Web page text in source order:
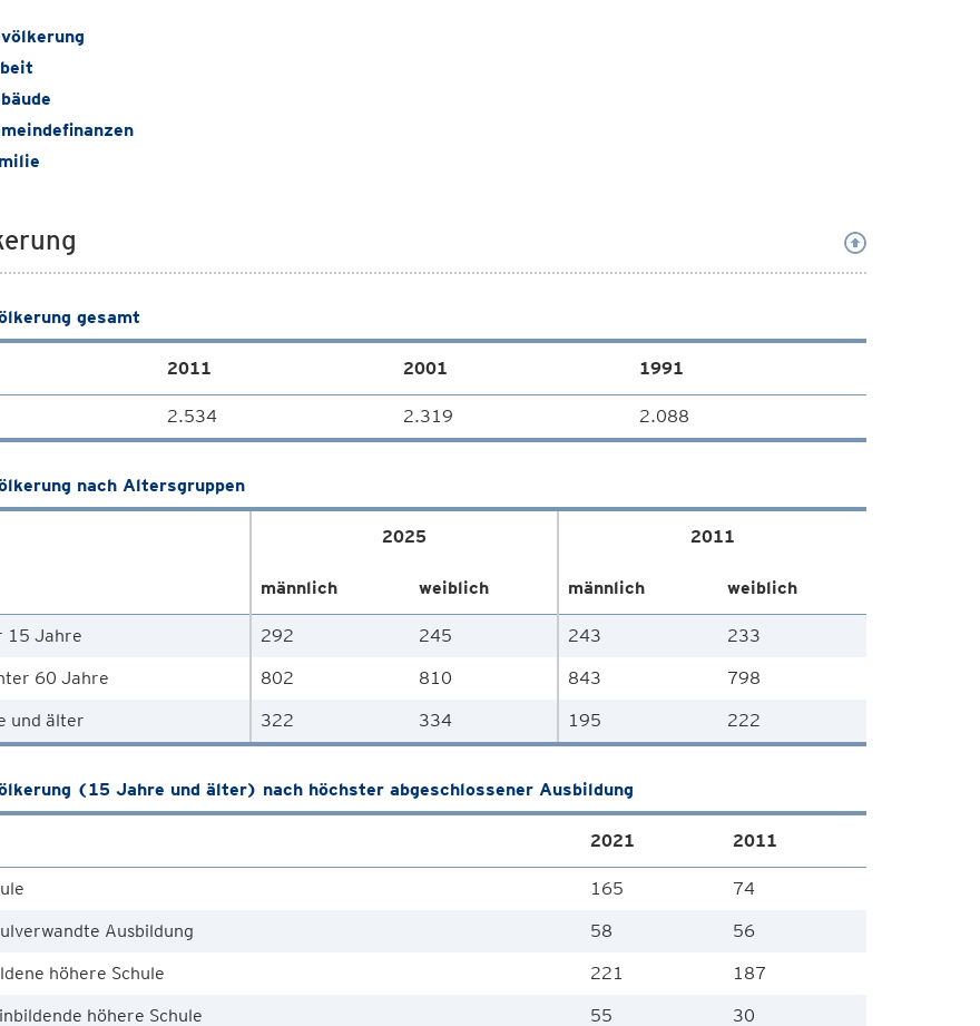
gesamt
2011 2001 1991
2.534 2.319 2.088
nach Altersgruppen
2025 2011
männlich weiblich männlich weiblich
15 Jahre 292 245 243
233
60 Jahre
802 810 843
798
und älter
322 334 195 222
(15 Jahre und älter) nach höchster abgeschlossener Ausbildung
2021 2011
165
74
Ausbildung
58
56
höhere Schule
221
187
höhere Schule
55
30